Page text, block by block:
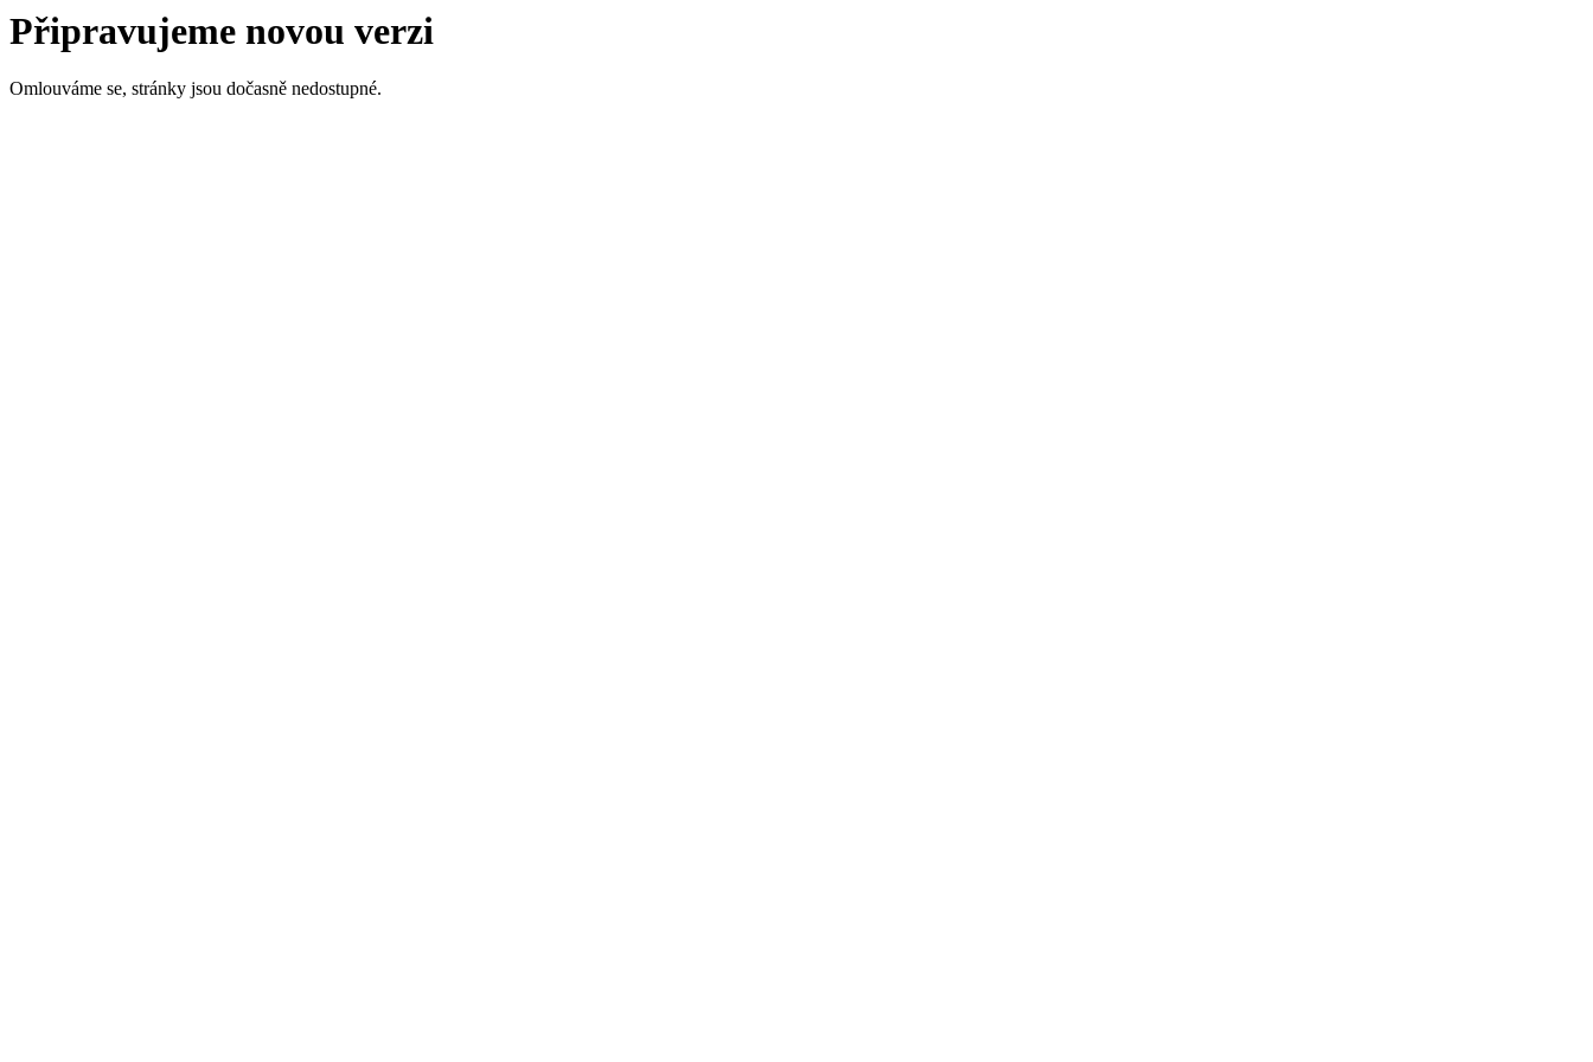
Připravujeme novou verzi
Omlouváme se, stránky jsou dočasně nedostupné.